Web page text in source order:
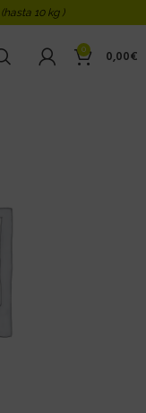
(hasta 10 kg )
0 0,00€